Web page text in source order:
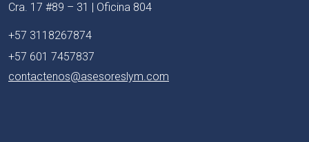
Cra. 17 #89 – 31 | Oficina 804
+57 3118267874
+57 601 7457837
contactenos@asesoreslym.com